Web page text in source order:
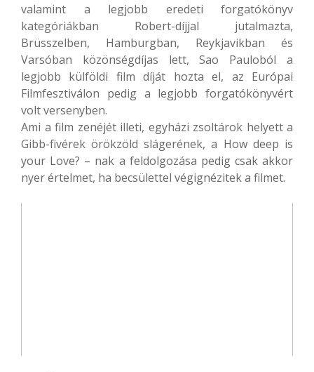
valamint a legjobb eredeti forgatókönyv
kategóriákban Robert-díjjal jutalmazta,
Brüsszelben, Hamburgban, Reykjavikban és
Varsóban közönségdíjas lett, Sao Pauloból a
legjobb külföldi film díját hozta el, az Európai
Filmfesztiválon pedig a legjobb forgatókönyvért
volt versenyben.
Ami a film zenéjét illeti, egyházi zsoltárok helyett a
Gibb-fivérek örökzöld slágerének, a How deep is
your Love? – nak a feldolgozása pedig csak akkor
nyer értelmet, ha becsülettel végignézitek a filmet.